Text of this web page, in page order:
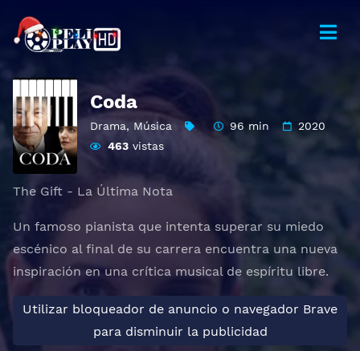
Coda
Drama, Música 96 min
2020
463 vistas
The Gift - La Última Nota
Un famoso pianista que intenta superar su miedo
escénico al final de su carrera encuentra una nueva
inspiración en una crítica musical de espíritu libre.
Utilizar bloqueador de anuncio o navegador Brave
para disminuir la publicidad